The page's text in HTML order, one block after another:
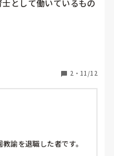
として働いているもの
の了承は得ています
方が良いのか悩んでい
したら、どのようにス
2 ・ 11/12
諭を退職した者です。